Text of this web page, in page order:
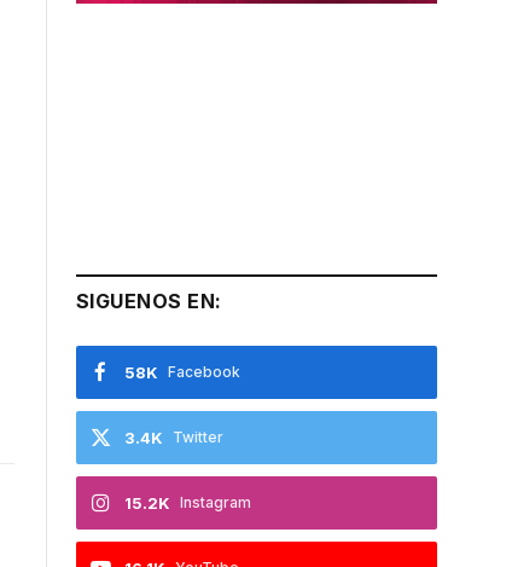
SIGUENOS EN:
Facebook
58K
Twitter
3.4K
Instagram
15.2K